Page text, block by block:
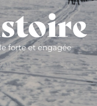
forte et engagée